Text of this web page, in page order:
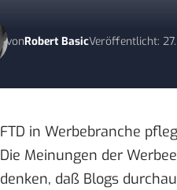
vonRobert BasicVeröffentlicht:
FTD in Werbebranche
Die Meinungen der
denken, daß Blogs